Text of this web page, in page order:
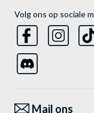
Volg ons op sociale
Mail ons